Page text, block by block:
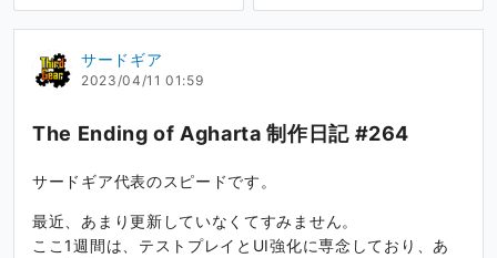
日記 #265
サードギア
2023/04/11 01:59
The Ending of Agharta 制作日記 #264
サードギア代表のスピードです。
最近、あまり更新していなくてすみません。
ここ1週間は、テストプレイとUI強化に専念しており、あ